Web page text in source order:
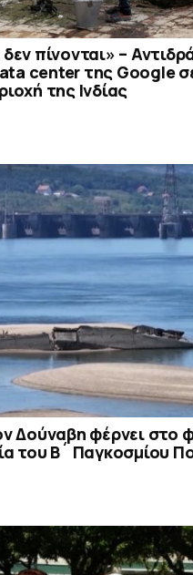
πίνονται» –
center της Google
της Ινδίας
Δούναβη φέρνει στο
του Β´ Παγκοσμίου